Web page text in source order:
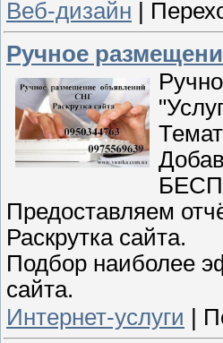
Веб-дизайн
Ручное
Предоставляем
Раскрутка сайта.
Подбор наиболее
сайта.
Интернет-услуги |